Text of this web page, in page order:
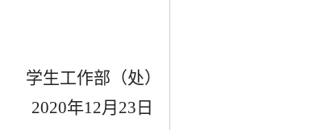
学生工作部（处）
2020年12月 23 日